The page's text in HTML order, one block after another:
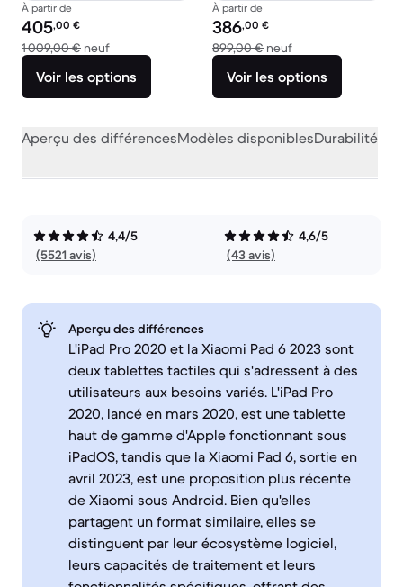
À partir de
Prix reconditionné :
405,00 €
1 009,00 € neufcontre 1 009,00 € neuf
Voir les options
À partir de
Prix reconditionné :
386,00 €
899,00 € neufcontre 899,00 €
Voir les options
Aperçu des différencesModèles disponiblesDurabilité
4,4/5
(5521 avis)
4,6/5
(43 avis)
Aperçu des différences
L'iPad Pro 2020 et la Xiaomi Pad 6 2023 sont
deux tablettes tactiles qui s'adressent à des
utilisateurs aux besoins variés. L'iPad Pro
2020, lancé en mars 2020, est une tablette
haut de gamme d'Apple fonctionnant sous
iPadOS, tandis que la Xiaomi Pad 6, sortie en
avril 2023, est une proposition plus récente
de Xiaomi sous Android. Bien qu'elles
partagent un format similaire, elles se
distinguent par leur écosystème logiciel,
leurs capacités de traitement et leurs